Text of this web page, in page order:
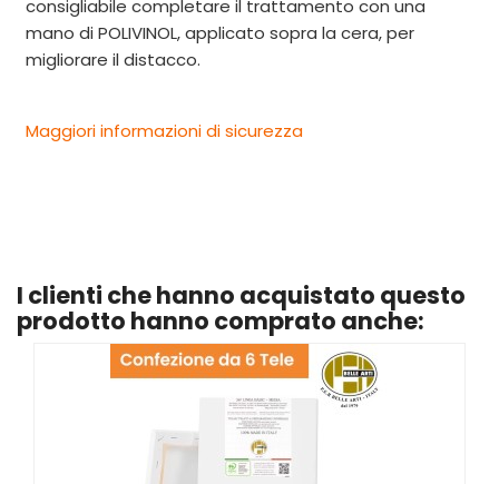
consigliabile completare il trattamento con una
mano di POLIVINOL, applicato sopra la cera, per
migliorare il distacco.
Maggiori informazioni di sicurezza
I clienti che hanno acquistato questo
prodotto hanno comprato anche: